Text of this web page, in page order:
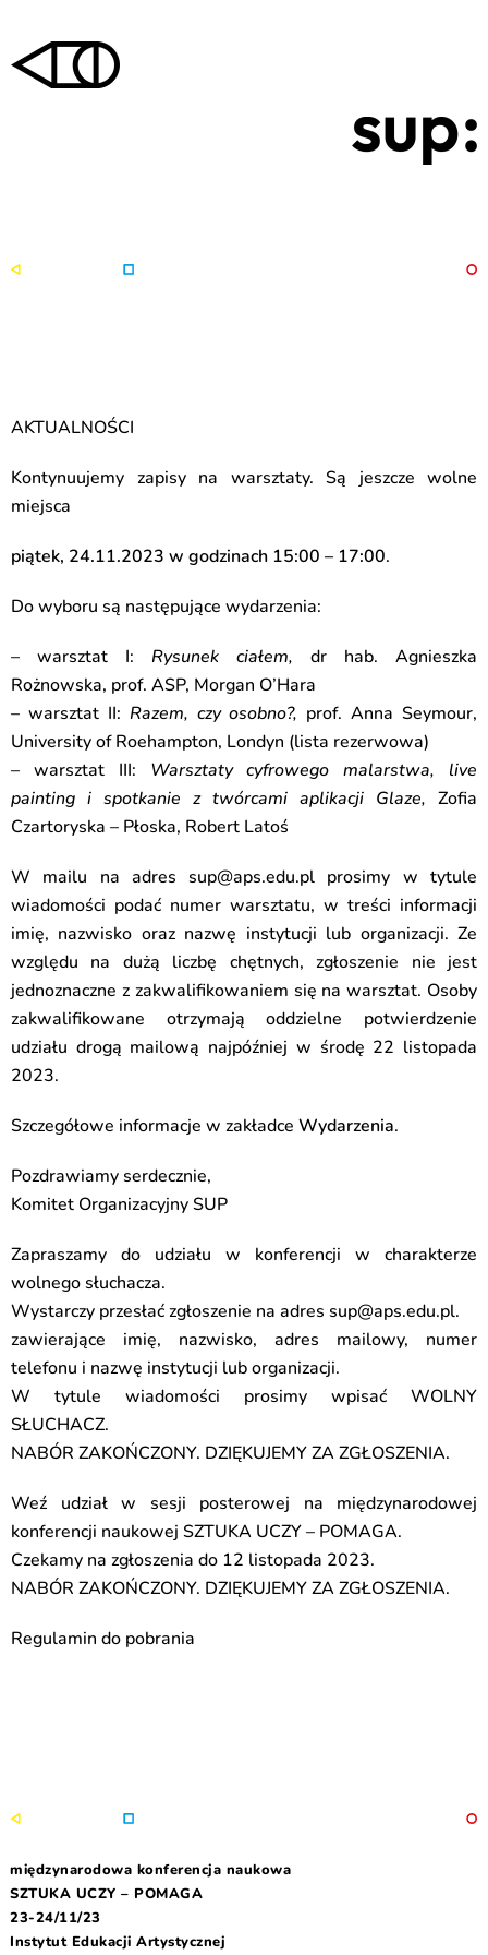
AKTUALNOŚCI
Kontynuujemy zapisy na warsztaty. Są jeszcze wolne
miejsca
piątek, 24.11.2023 w godzinach 15:00 – 17:00.
Do wyboru są następujące wydarzenia:
– warsztat I: Rysunek ciałem, dr hab. Agnieszka
Rożnowska, prof. ASP, Morgan O’Hara
– warsztat II: Razem, czy osobno?, prof. Anna Seymour,
University of Roehampton, Londyn (lista rezerwowa)
– warsztat III: Warsztaty cyfrowego malarstwa, live
painting i spotkanie z twórcami aplikacji Glaze, Zofia
Czartoryska – Płoska, Robert Latoś
W mailu na adressup@aps.edu.pl prosimy w tytule
wiadomości podać numer warsztatu, w treści informacji
imię, nazwisko oraz nazwę instytucji lub organizacji. Ze
względu na dużą liczbę chętnych, zgłoszenie nie jest
jednoznaczne z zakwalifikowaniem się na warsztat. Osoby
zakwalifikowane otrzymają oddzielne potwierdzenie
udziału drogą mailową najpóźniej w środę 22 listopada
2023.
Szczegółowe informacje w zakładce Wydarzenia.
Pozdrawiamy serdecznie,
Komitet Organizacyjny SUP
Zapraszamy do udziału w konferencji w charakterze
wolnego słuchacza.
Wystarczy przesłać zgłoszenie na adres sup@aps.edu.pl.
zawierające imię, nazwisko, adres mailowy, numer
telefonu i nazwę instytucji lub organizacji.
W tytule wiadomości prosimy wpisać WOLNY
SŁUCHACZ.
NABÓR ZAKOŃCZONY. DZIĘKUJEMY ZA ZGŁOSZENIA.
Weź udział w sesji posterowej na międzynarodowej
konferencji naukowej SZTUKA UCZY – POMAGA.
Czekamy na zgłoszenia do 12 listopada 2023.
NABÓR ZAKOŃCZONY. DZIĘKUJEMY ZA ZGŁOSZENIA.
Regulamin do pobrania
międzynarodowa konferencja naukowa
SZTUKA UCZY – POMAGA
23-24/11/23
Instytut Edukacji Artystycznej